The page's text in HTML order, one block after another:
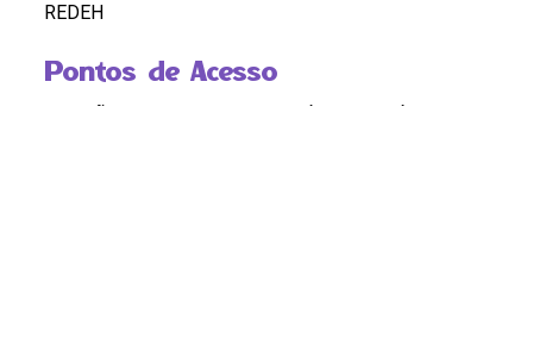
REDEH
Pontos de Acesso